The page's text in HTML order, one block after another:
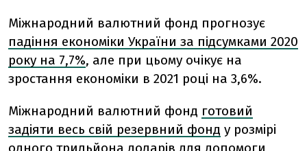
Міжнародний валютний фонд прогнозує
падіння економіки України за підсумками 2020
року на 7,7%, але при цьому очікує на
зростання економіки в 2021 році на 3,6%.
Міжнародний валютний фонд готовий
задіяти весь свій резервний фонд у розмірі